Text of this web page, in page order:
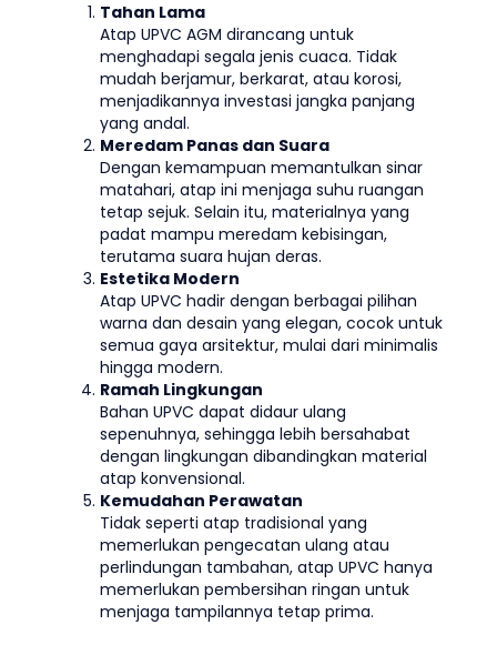
Tahan Lama
Atap UPVC AGM dirancang untuk
menghadapi segala jenis cuaca. Tidak
mudah berjamur, berkarat, atau korosi,
menjadikannya investasi jangka panjang
yang andal.
Meredam Panas dan Suara
Dengan kemampuan memantulkan sinar
matahari, atap ini menjaga suhu ruangan
tetap sejuk. Selain itu, materialnya yang
padat mampu meredam kebisingan,
terutama suara hujan deras.
Estetika Modern
Atap UPVC hadir dengan berbagai pilihan
warna dan desain yang elegan, cocok untuk
semua gaya arsitektur, mulai dari minimalis
hingga modern.
Ramah Lingkungan
Bahan UPVC dapat didaur ulang
sepenuhnya, sehingga lebih bersahabat
dengan lingkungan dibandingkan material
atap konvensional.
Kemudahan Perawatan
Tidak seperti atap tradisional yang
memerlukan pengecatan ulang atau
perlindungan tambahan, atap UPVC hanya
memerlukan pembersihan ringan untuk
menjaga tampilannya tetap prima.